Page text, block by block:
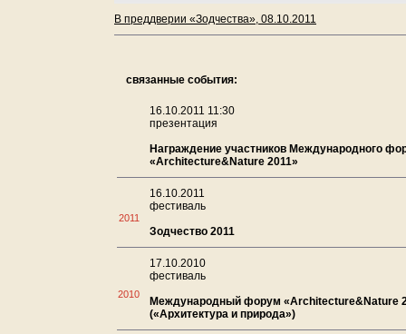
В преддверии «Зодчества», 08.10.2011
связанные события:
16.10.2011 11:30
презентация
Награждение участников Международного
«Architecture&Nature 2011»
2011
16.10.2011
фестиваль
Зодчество 2011
2010
17.10.2010
фестиваль
Международный форум «Architecture&Nature
(«Архитектура и природа»)